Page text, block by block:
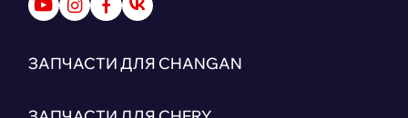
ЗАПЧАСТИ ДЛЯ CHANGAN